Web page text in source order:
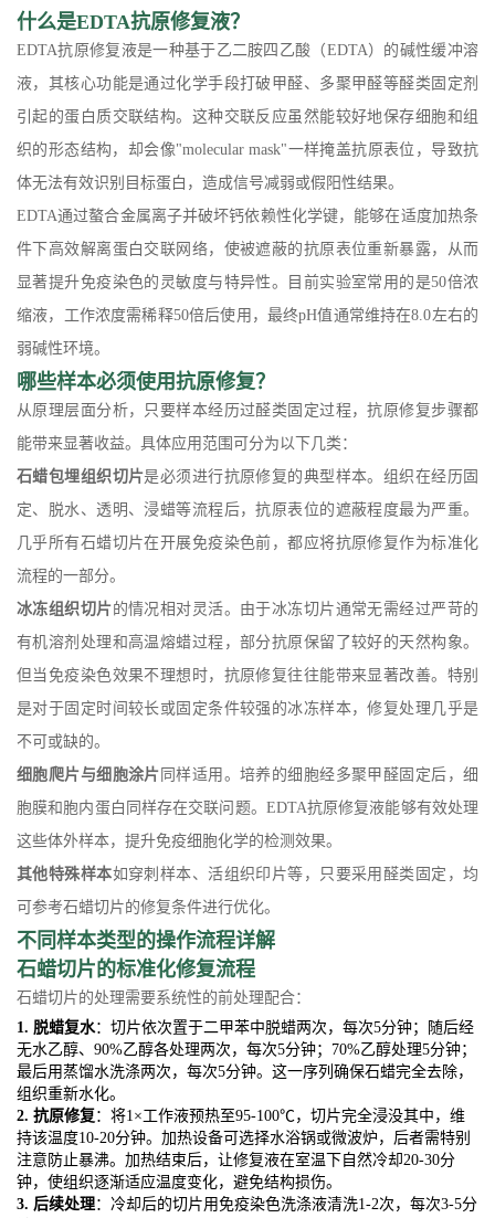
什么是EDTA抗原修复液？
EDTA抗原修复液是一种基于乙二胺四乙酸（EDTA）的碱性缓冲溶
液，其核心功能是通过化学手段打破甲醛、多聚甲醛等醛类固定剂
引起的蛋白质交联结构。这种交联反应虽然能较好地保存细胞和组
织的形态结构，却会像"molecular mask"一样掩盖抗原表位，导致抗
体无法有效识别目标蛋白，造成信号减弱或假阳性结果。
EDTA通过螯合金属离子并破坏钙依赖性化学键，能够在适度加热条
件下高效解离蛋白交联网络，使被遮蔽的抗原表位重新暴露，从而
显著提升免疫染色的灵敏度与特异性。目前实验室常用的是50倍浓
缩液，工作浓度需稀释50倍后使用，最终pH值通常维持在8.0左右的
弱碱性环境。
哪些样本必须使用抗原修复？
从原理层面分析，只要样本经历过醛类固定过程，抗原修复步骤都
能带来显著收益。具体应用范围可分为以下几类：
石蜡包埋组织切片是必须进行抗原修复的典型样本。组织在经历固
定、脱水、透明、浸蜡等流程后，抗原表位的遮蔽程度最为严重。
几乎所有石蜡切片在开展免疫染色前，都应将抗原修复作为标准化
流程的一部分。
冰冻组织切片的情况相对灵活。由于冰冻切片通常无需经过严苛的
有机溶剂处理和高温熔蜡过程，部分抗原保留了较好的天然构象。
但当免疫染色效果不理想时，抗原修复往往能带来显著改善。特别
是对于固定时间较长或固定条件较强的冰冻样本，修复处理几乎是
不可或缺的。
细胞爬片与细胞涂片 同样适用。培养的细胞经多聚甲醛固定后，细
胞膜和胞内蛋白同样存在交联问题。EDTA抗原修复液能够有效处理
这些体外样本，提升免疫细胞化学的检测效果。
其他特殊样本如穿刺样本、活组织印片等，只要采用醛类固定，均
可参考石蜡切片的修复条件进行优化。
不同样本类型的操作流程详解
石蜡切片的标准化修复流程
石蜡切片的处理需要系统性的前处理配合：
1. 脱蜡复水：切片依次置于二甲苯中脱蜡两次，每次5分钟；随后经
无水乙醇、90%乙醇各处理两次，每次5分钟；70%乙醇处理5分钟；
最后用蒸馏水洗涤两次，每次5分钟。这一序列确保石蜡完全去除，
组织重新水化。
2. 抗原修复 ：将1×工作液预热至95-100℃，切片完全浸没其中，维
持该温度10-20分钟。加热设备可选择水浴锅或微波炉，后者需特别
注意防止暴沸。加热结束后，让修复液在室温下自然冷却20-30分
钟，使组织逐渐适应温度变化，避免结构损伤。
3. 后续处理：冷却后的切片用免疫染色洗涤液清洗1-2次，每次3-5分